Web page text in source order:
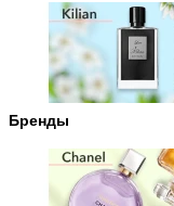
Бренды